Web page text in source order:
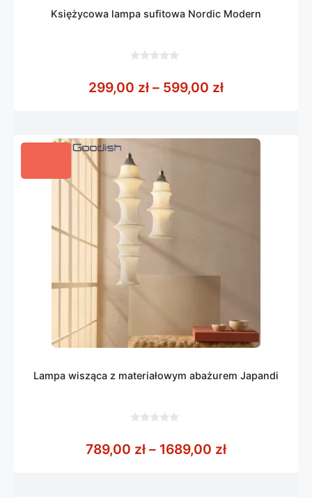
Księżycowa lampa sufitowa Nordic Modern
5
299,00 zł – 599,00 złZakres cen:
Lampa wisząca z materiałowym abażurem Japandi
5
789,00 zł – 1689,00 złZakres cen: